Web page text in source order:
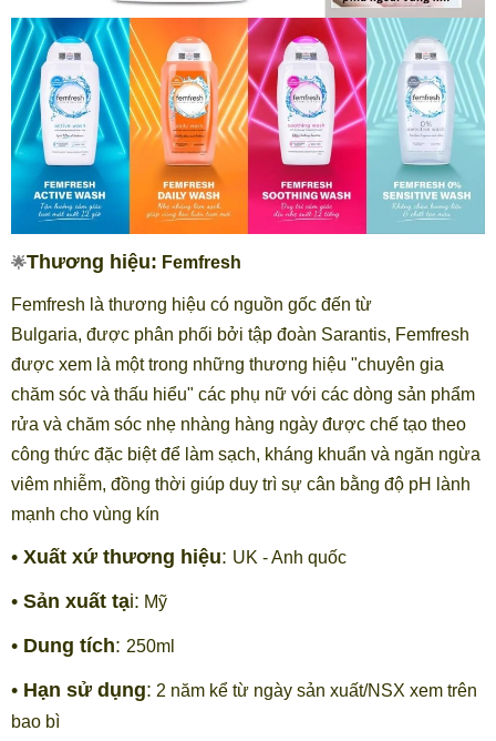
🌟Thương hiệu: Femfresh
Femfresh là thương hiệu có nguồn gốc đến từ
Bulgaria, được phân phối bởi tập đoàn Sarantis, Femfresh
được xem là một trong những thương hiệu "chuyên gia
chăm sóc và thấu hiểu" các phụ nữ với các dòng sản phẩm
rửa và chăm sóc nhẹ nhàng hàng ngày được chế tạo theo
công thức đặc biệt để làm sạch, kháng khuẩn và ngăn ngừa
viêm nhiễm, đồng thời giúp duy trì sự cân bằng độ pH lành
mạnh cho vùng kín
• Xuất xứ thương hiệu: UK - Anh quốc
• Sản xuất tại: Mỹ
• Dung tích: 250ml
• Hạn sử dụng: 2 năm kể từ ngày sản xuất/NSX xem trên
bao bì